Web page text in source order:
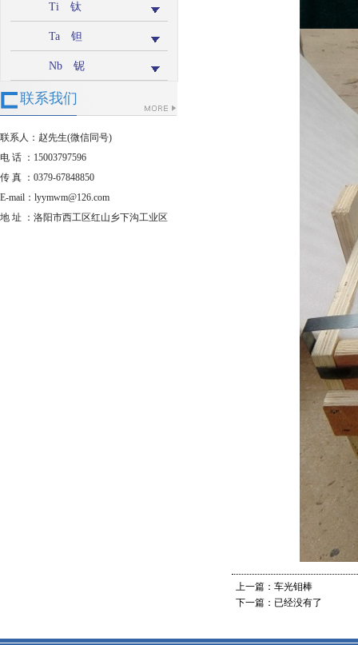
Ti 钛
Ta 钽
Nb 铌
联系我们
联系人：赵先生(微信同号)
电 话 ：15003797596
传 真 ：0379-67848850
E-mail：lyymwm@126.com
地 址 ：洛阳市西工区红山乡下沟工业区
上一篇： 车光钼棒
下一篇：已经没有了